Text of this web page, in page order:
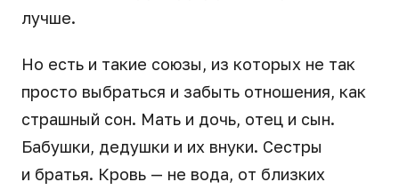
лучше.
Но есть и такие союзы, из которых не так
просто выбраться и забыть отношения, как
страшный сон. Мать и дочь, отец и сын.
Бабушки, дедушки и их внуки. Сестры
и братья. Кровь — не вода, от близких